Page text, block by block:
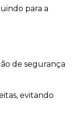
para a
de segurança
evitando